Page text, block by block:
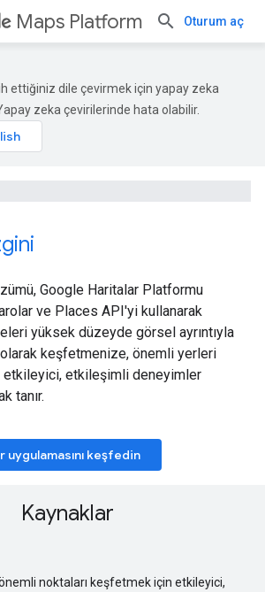
Maps Platform Oturum aç
ettiğiniz dile çevirmek için yapay zeka
zeka çevirilerinde hata olabilir.
Google Haritalar Platformu
ve Places API'yi kullanarak
yüksek düzeyde görsel ayrıntıyla
keşfetmenize, önemli yerleri
etkileşimli deneyimler
tanır.
uygulamasını keşfedin
Kaynaklar
noktaları keşfetmek için etkileyici,